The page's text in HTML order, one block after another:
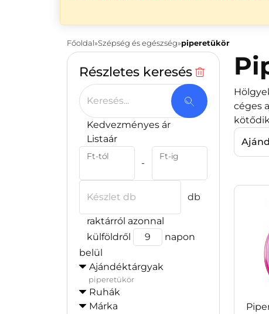
Főoldal Szépség és egészség piperetükör
Részletes keresés
Keresés...
Kedvezményes ár
Listaár
Ft-tól
-
Ft-ig
Készlet db db
raktárról azonnal
külföldről
napon
belül
Ajándéktárgyak
piperetükör
Ruhák
Márka
céges